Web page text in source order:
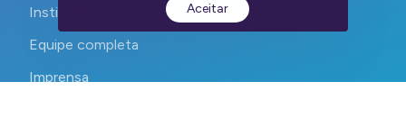
Institucional
Equipe completa
Imprensa
Aceitar